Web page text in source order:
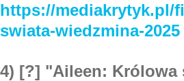
https://mediakrytyk.pl/
swiata-wiedzmina-2025
4) [?] "Aileen: